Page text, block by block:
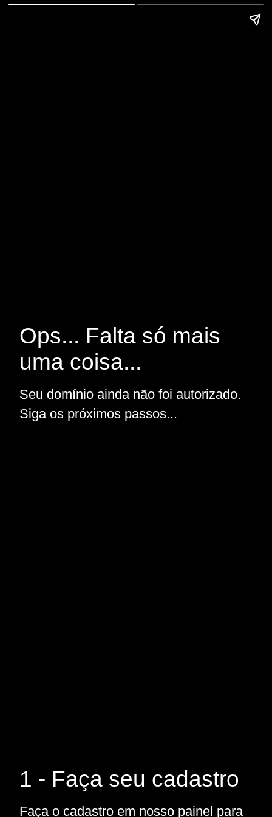
Ops... Falta só mais
uma coisa...
Seu domínio ainda não foi autorizado.
Siga os próximos passos...
1 - Faça seu cadastro
Faça o cadastro em nosso painel para